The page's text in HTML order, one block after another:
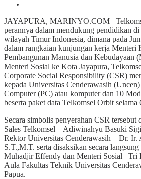
JAYAPURA, MARINYO.COM–
perannya dalam mendukung pendidikan
wilayah Timur Indonesia, dimana pada
dalam rangkaian kunjungan kerja Menteri
Pembangunan Manusia dan Kebudayaan
Menteri Sosial ke Kota Jayapura,
Corporate Social Responsibility (CSR)
kepada Universitas Cenderawasih
Computer (PC) atau komputer dan 10
beserta paket data Telkomsel Orbit selama
Secara simbolis penyerahan CSR
Sales Telkomsel – Adiwinahyu Basuki
Rektor Universitas Cenderawasih – Dr. Ir.
S.T.,M.T. serta disaksikan secara
Muhadjir Effendy dan Menteri Sosial –Tri
Aula Fakultas Teknik Universitas
Papua.